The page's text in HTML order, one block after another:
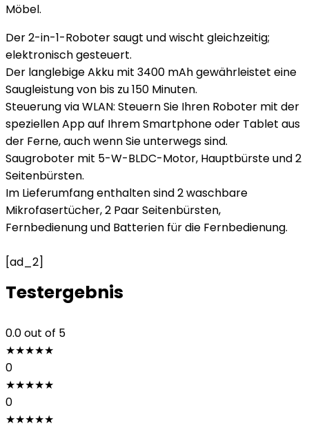
Möbel.
Der 2-in-1-Roboter saugt und wischt gleichzeitig;
elektronisch gesteuert.
Der langlebige Akku mit 3400 mAh gewährleistet eine
Saugleistung von bis zu 150 Minuten.
Steuerung via WLAN: Steuern Sie Ihren Roboter mit der
speziellen App auf Ihrem Smartphone oder Tablet aus
der Ferne, auch wenn Sie unterwegs sind.
Saugroboter mit 5-W-BLDC-Motor, Hauptbürste und 2
Seitenbürsten.
Im Lieferumfang enthalten sind 2 waschbare
Mikrofasertücher, 2 Paar Seitenbürsten,
Fernbedienung und Batterien für die Fernbedienung.
[ad_2]
Testergebnis
0.0out of 5
★★★★★
0
★★★★★
0
★★★★★